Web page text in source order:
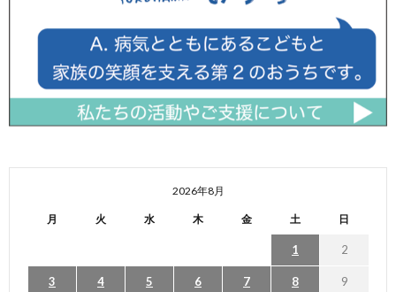
2026年8月
月 火 水 木 金 土 日
1 2
3 4 5 6 7 8 9